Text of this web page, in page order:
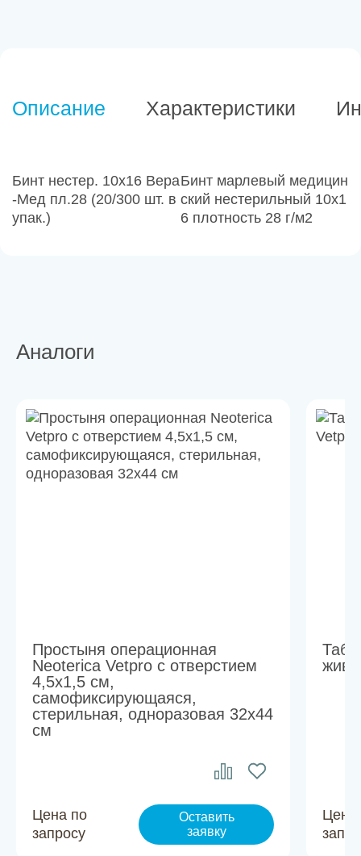
Описание Характеристики
Бинт нестер. 10х16 Вера
-Мед пл.28 (20/300 шт. в
упак.)
Бинт марлевый медицин
ский нестерильный 10х1
6 плотность 28 г/м2
Аналоги
Простыня операционная
Neoterica Vetpro с отверстием
4,5х1,5 см,
самофиксирующаяся,
стерильная, одноразовая 32x44
см
Цена по
запросу
Оставить
заявку
Цена